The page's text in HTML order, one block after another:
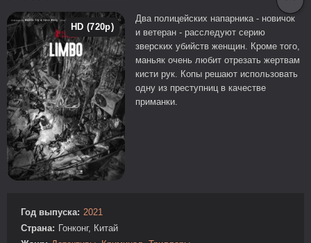
HD (720p)
Два полицейских напарника - новичок
и ветеран - расследуют серию
зверских убийств женщин. Кроме того,
маньяк очень любит отрезать жертвам
кисти рук. Копы решают использовать
одну из преступниц в качестве
приманки.
Год выпуска: 2021
Страна: Гонконг, Китай